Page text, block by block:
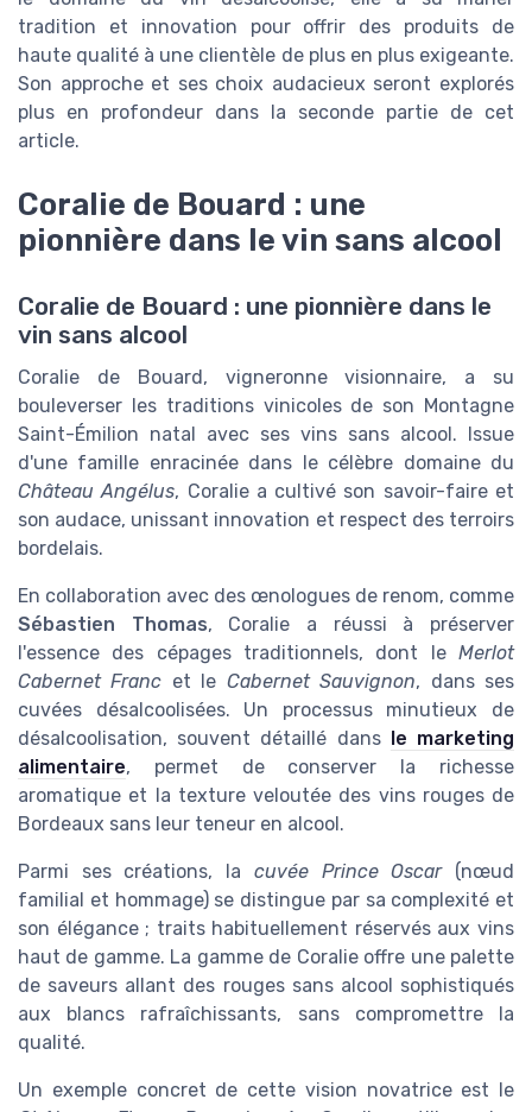
tradition et innovation pour offrir des produits de
haute qualité à une clientèle de plus en plus exigeante.
Son approche et ses choix audacieux seront explorés
plus en profondeur dans la seconde partie de cet
article.
Coralie de Bouard : une
pionnière dans le vin sans alcool
Coralie de Bouard : une pionnière dans le
vin sans alcool
Coralie de Bouard, vigneronne visionnaire, a su
bouleverser les traditions vinicoles de son Montagne
Saint-Émilion natal avec ses vins sans alcool. Issue
d'une famille enracinée dans le célèbre domaine du
Château Angélus, Coralie a cultivé son savoir-faire et
son audace, unissant innovation et respect des terroirs
bordelais.
En collaboration avec des œnologues de renom, comme
Sébastien Thomas, Coralie a réussi à préserver
l'essence des cépages traditionnels, dont le Merlot
Cabernet Franc et le Cabernet Sauvignon, dans ses
cuvées désalcoolisées. Un processus minutieux de
désalcoolisation, souvent détaillé dans le marketing
alimentaire, permet de conserver la richesse
aromatique et la texture veloutée des vins rouges de
Bordeaux sans leur teneur en alcool.
Parmi ses créations, la cuvée Prince Oscar(nœud
familial et hommage) se distingue par sa complexité et
son élégance ; traits habituellement réservés aux vins
haut de gamme. La gamme de Coralie offre une palette
de saveurs allant des rouges sans alcool sophistiqués
aux blancs rafraîchissants, sans compromettre la
qualité.
Un exemple concret de cette vision novatrice est le